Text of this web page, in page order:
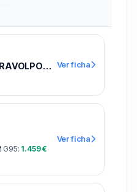
TRAVOLCAS (TRAVOLPOWER) Ver ficha
G95: 1.459 €
Ver ficha